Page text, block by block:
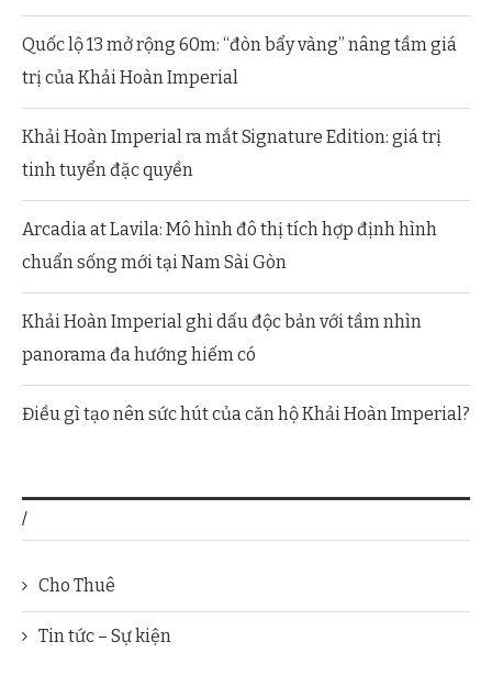
Quốc lộ 13 mở rộng 60m: “đòn bẩy vàng” nâng tầm giá
trị của Khải Hoàn Imperial
Khải Hoàn Imperial ra mắt Signature Edition: giá trị
tinh tuyển đặc quyền
Arcadia at Lavila: Mô hình đô thị tích hợp định hình
chuẩn sống mới tại Nam Sài Gòn
Khải Hoàn Imperial ghi dấu độc bản với tầm nhìn
panorama đa hướng hiếm có
Điều gì tạo nên sức hút của căn hộ Khải Hoàn Imperial?
/
Cho Thuê
Tin tức – Sự kiện